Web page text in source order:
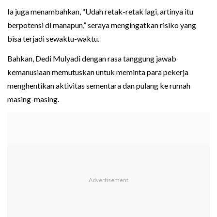
Ia juga menambahkan, “Udah retak-retak lagi, artinya itu
berpotensi di manapun,” seraya mengingatkan risiko yang
bisa terjadi sewaktu-waktu.
Bahkan, Dedi Mulyadi dengan rasa tanggung jawab
kemanusiaan memutuskan untuk meminta para pekerja
menghentikan aktivitas sementara dan pulang ke rumah
masing-masing.